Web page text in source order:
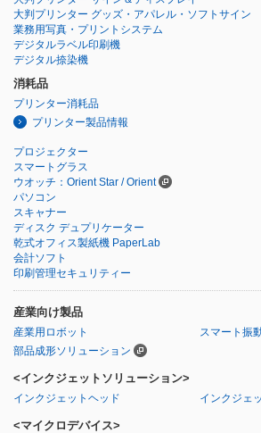
大判プリンター グッズ・アパレル・ソフトサイン
業務用写真・プリントシステム
デジタルラベル印刷機
デジタル捺染機
消耗品
プリンター消耗品
プリンター製品情報
プロジェクター
スマートグラス
ウオッチ：Orient Star / Orient
パソコン
スキャナー
ディスク デュプリケーター
乾式オフィス製紙機 PaperLab
会計ソフト
印刷管理セキュリティー
産業向け製品
産業用ロボット
スマート振
部品成形ソリューション
<インクジェットソリューション>
インクジェットヘッド インクジェ
<マイクロデバイス>